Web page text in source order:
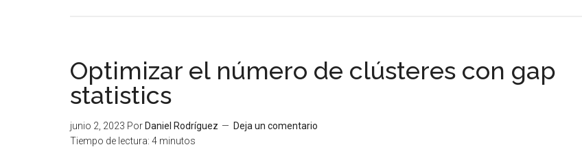
la
Inteligencia
Optimizar el número de clústeres con gap
statistics
junio 2, 2023 Por Daniel Rodríguez
Deja un comentario
Tiempo de lectura: 4 minutos